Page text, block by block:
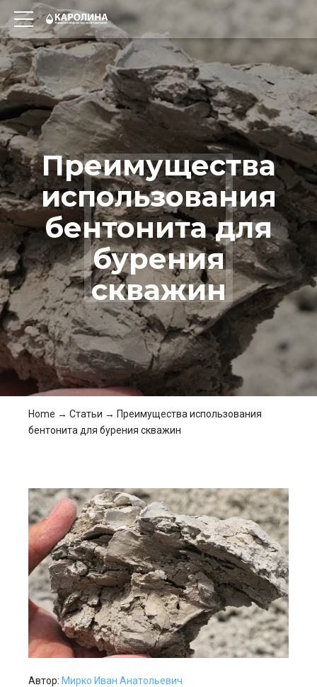
Преимущества
использования
бентонита для
бурения
скважин
Home → Статьи → Преимущества использования
бентонита для бурения скважин
Автор: Мирко Иван Анатольевич